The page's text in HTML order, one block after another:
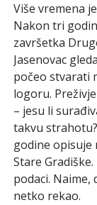
Više vremena
Nakon tri
završetka
Jasenovac
počeo stvarati
logoru.
– jesu li
takvu
godine opisuje
Stare
podaci.
netko rekao.